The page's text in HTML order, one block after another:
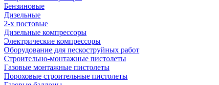
Бензиновые
Дизельные
2-х постовые
Дизельные компрессоры
Электрические компрессоры
Оборудование для пескоструйных работ
Строительно-монтажные пистолеты
Газовые монтажные пистолеты
Пороховые строительные пистолеты